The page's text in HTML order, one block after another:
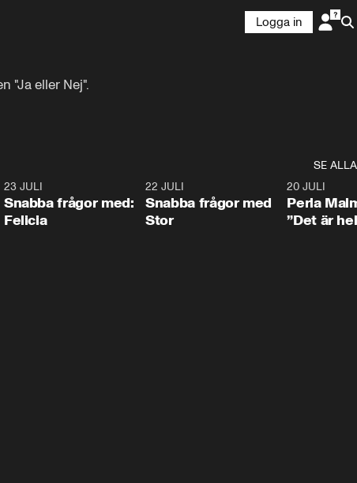
Logga in
"Ja eller Nej".
SE ALLA
0:51
23 JULI
Snabba frågor med:
Felicia
0:52
22 JULI
Snabba frågor med
Stor
20 JULI
Perla
”Det är